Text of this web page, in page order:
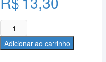
Desodorante
Creme
Bisnaga
Adicionar ao carrinho